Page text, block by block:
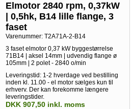
Elmotor 2840 rpm, 0,37kW
| 0,5hk, B14 lille flange, 3
faset
Varenummer:T2A71A-2-B14
3 faset elmotor 0,37 kW byggestørrelse
71B14 | aksel 14mm | udvendig flange ø
105mm | 2 polet - 2840 o/min
Leveringstid: 1-2 hverdage ved bestilling
inden kl. 11.00 - el motor sælges kun til
erhverv. Der kan forekomme længere
leveringstider.
DKK 907,50 inkl. moms